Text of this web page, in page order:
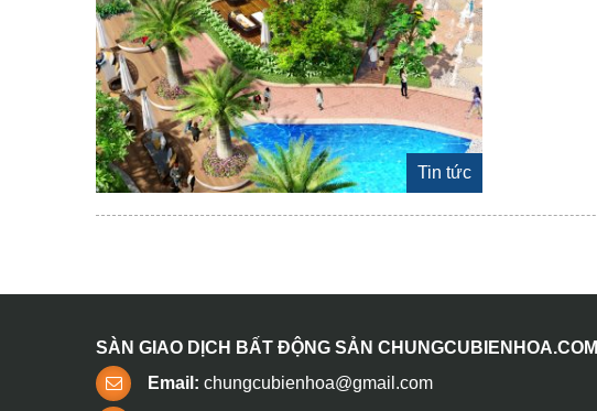
Tin tức
SÀN GIAO DỊCH BẤT ĐỘNG SẢN CHUNGCUBIENHOA.COM
Email: chungcubienhoa@gmail.com